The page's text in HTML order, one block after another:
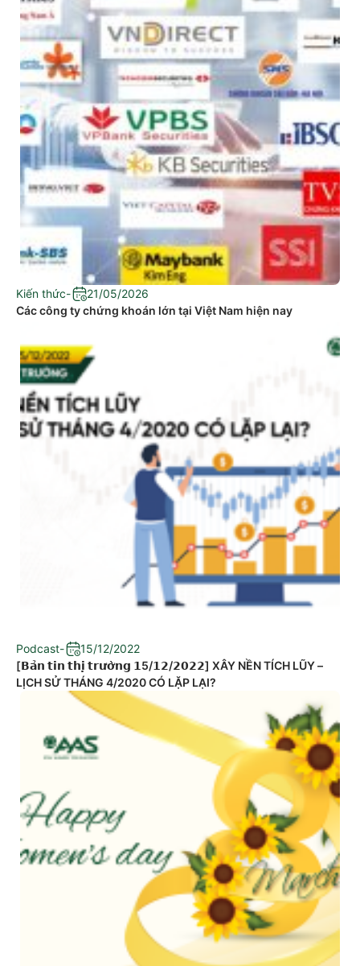
Kiến thức-
21/05/2026
Các công ty chứng khoán lớn tại Việt Nam hiện nay
Podcast-
15/12/2022
[𝗕𝗮̉𝗻 𝘁𝗶𝗻 𝘁𝗵𝗶̣ 𝘁𝗿𝘂̛𝗼̛̀𝗻𝗴 𝟭5/𝟭𝟮/𝟮𝟬𝟮𝟮] XÂY NỀN TÍCH LŨY –
LỊCH SỬ THÁNG 4/2020 CÓ LẶP LẠI?